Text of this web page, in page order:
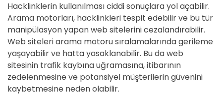
Hacklinklerin kullanılması ciddi sonuçlara yol açabilir.
Arama motorları, hacklinkleri tespit edebilir ve bu tür
manipülasyon yapan web sitelerini cezalandırabilir.
Web siteleri arama motoru sıralamalarında gerileme
yaşayabilir ve hatta yasaklanabilir. Bu da web
sitesinin trafik kaybına uğramasına, itibarının
zedelenmesine ve potansiyel müşterilerin güvenini
kaybetmesine neden olabilir.